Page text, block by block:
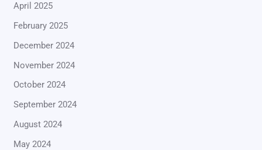
April 2025
February 2025
December 2024
November 2024
October 2024
September 2024
August 2024
May 2024